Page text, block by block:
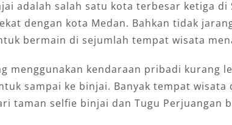
adalah salah satu kota terbesar ketiga di
dengan kota Medan. Bahkan tidak
bermain di sejumlah tempat wisata
menggunakan kendaraan pribadi kurang
sampai ke binjai. Banyak tempat
taman selfie binjai dan Tugu Perjuangan